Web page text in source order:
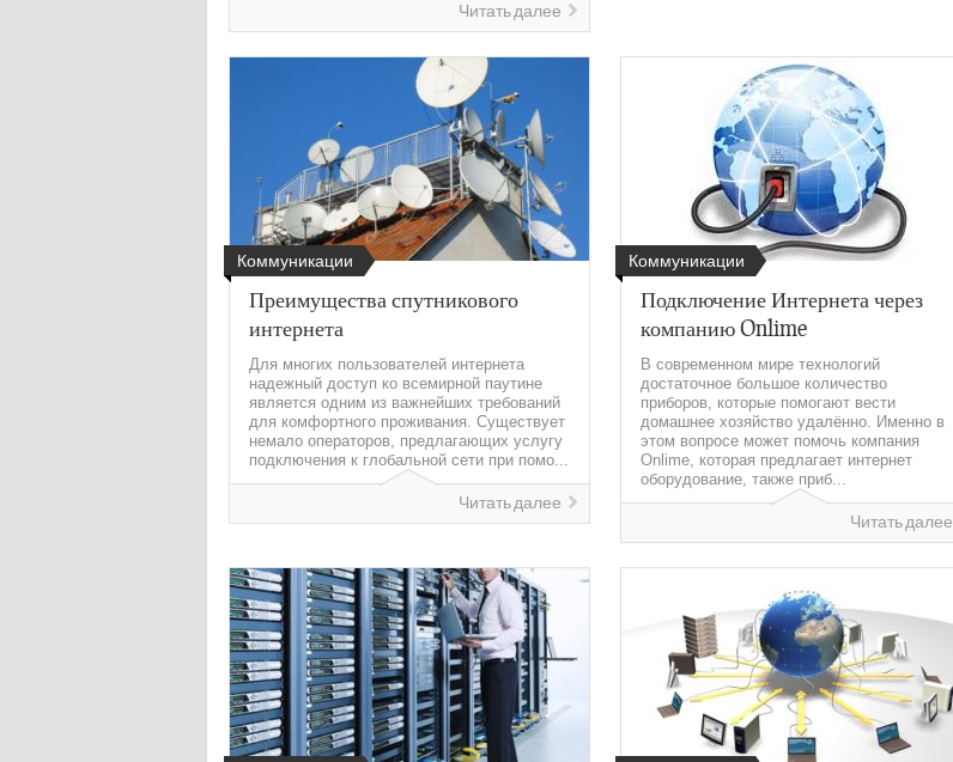
Читать далее
Коммуникации
Преимущества спутникового
интернета
Для многих пользователей интернета
надежный доступ ко всемирной паутине
является одним из важнейших требований
для комфортного проживания. Существует
немало операторов, предлагающих услугу
подключения к глобальной сети при помо...
Читать далее
Коммуникации
Подключение Интернета через
компанию Onlime
В современном мире технологий
достаточное большое количество
приборов, которые помогают вести
домашнее хозяйство удалённо. Именно в
этом вопросе может помочь компания
Onlime, которая предлагает интернет
оборудование, также приб...
Читать далее